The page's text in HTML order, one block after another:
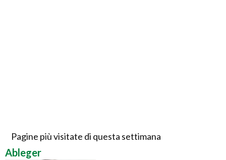
Pagine più visitate di questa settimana
Ableger